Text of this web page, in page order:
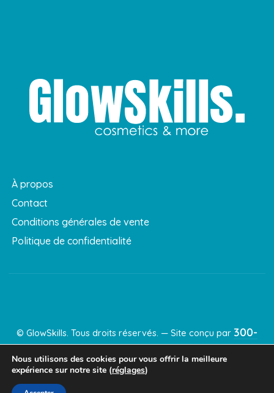
À propos
Contact
Conditions générales de vente
Politique de confidentialité
© GlowSkills. Tous droits réservés. — Site conçu par 300-
Nous utilisons des cookies pour vous offrir la meilleure
expérience sur notre site (réglages)